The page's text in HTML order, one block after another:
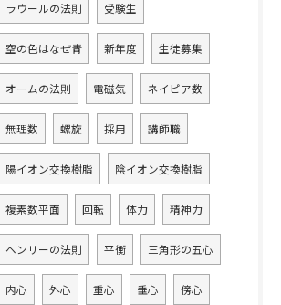
ラウールの法則 受験生
空の色はなぜ青 新年度 生徒募集
オームの法則 電磁気 ネイピア数
無理数 螺旋 採用 講師職
陽イオン交換樹脂 陰イオン交換樹脂
複素数平面 回転 体力 精神力
ヘンリーの法則 平衡 三角形の五心
内心 外心 重心 垂心 傍心